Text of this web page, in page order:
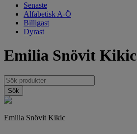
Senaste
Alfabetisk A-Ö
Billigast
Dyrast
Emilia Snövit Kikic
Emilia Snövit Kikic